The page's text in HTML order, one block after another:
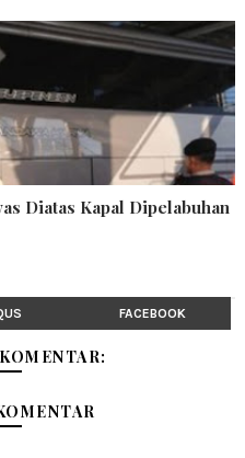
Diatas Kapal Dipelabuhan
FACEBOOK